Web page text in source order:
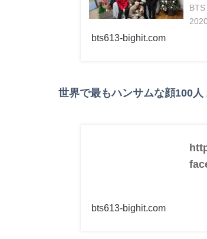
bts613-bighit.com
世界で最もハンサムな顔100
bts613-bighit.com